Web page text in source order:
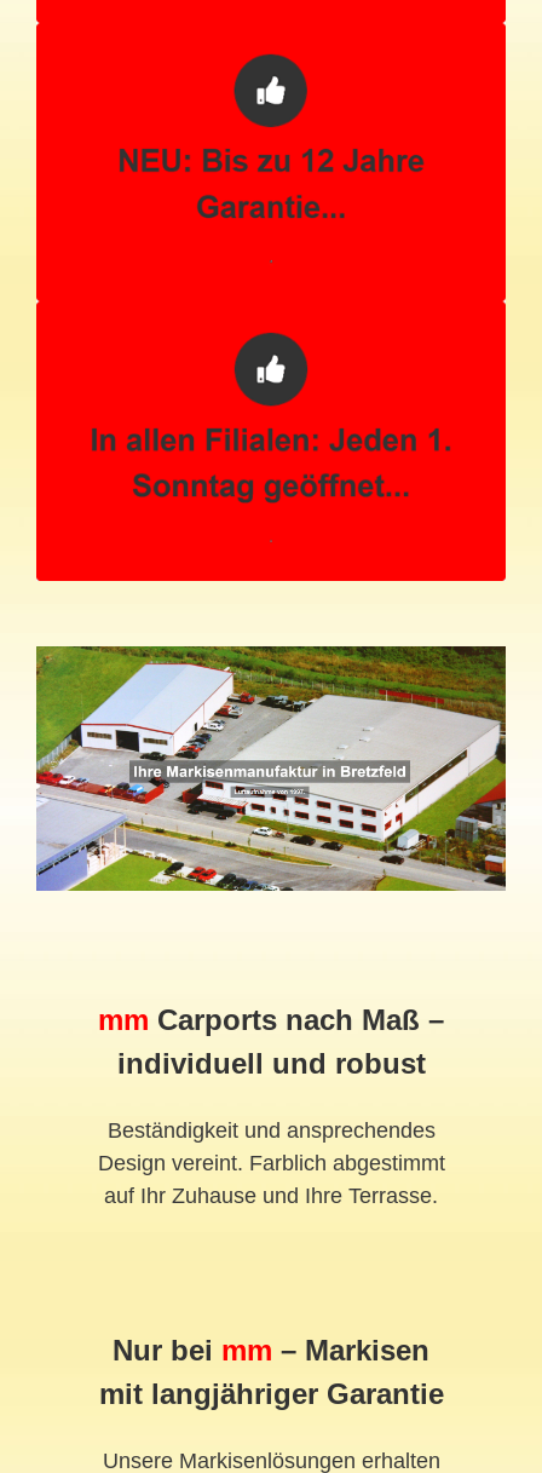
mm Carports nach Maß –
individuell und robust
Beständigkeit und ansprechendes
Design vereint. Farblich abgestimmt
auf Ihr Zuhause und Ihre Terrasse.
Nur bei mm – Markisen
mit langjähriger Garantie
Unsere Markisenlösungen erhalten